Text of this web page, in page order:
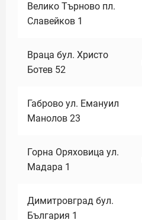
Велико Търново пл.
Славейков 1
Враца бул. Христо
Ботев 52
Габрово ул. Емануил
Манолов 23
Горна Оряховица ул.
Мадара 1
Димитровград бул.
България 1